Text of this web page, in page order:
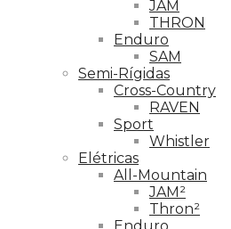
JAM
THRON
Enduro
SAM
Semi-Rígidas
Cross-Country
RAVEN
Sport
Whistler
Elétricas
All-Mountain
JAM²
Thron²